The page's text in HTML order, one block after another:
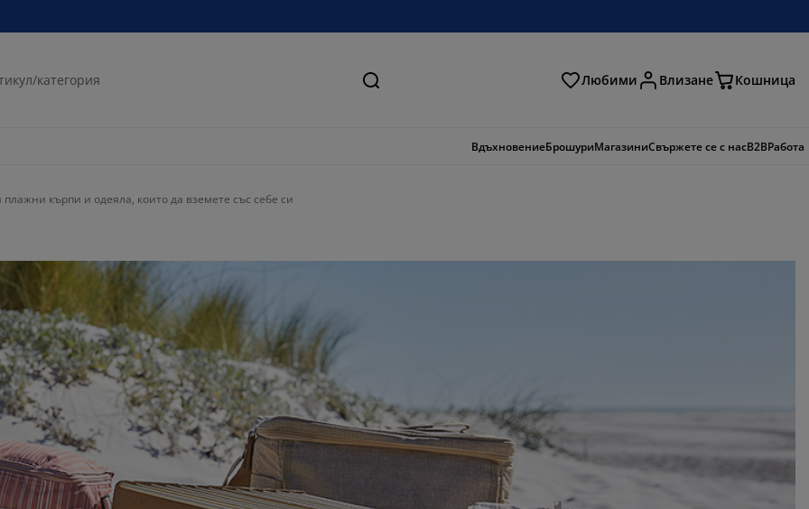
Търсене Любими Влизане Кошница
ВдъхновениеБрошуриМагазиниСвържете се с насB2BРабота
кърпи и одеяла, които да вземете със себе си